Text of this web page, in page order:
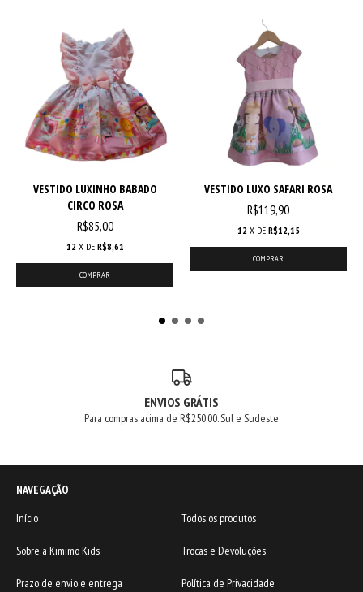
VESTIDO LUXINHO BABADO
CIRCO ROSA
R$85,00
12 X DE R$8,61
COMPRAR
VESTIDO LUXO SAFARI ROSA
R$119,90
12 X DE R$12,15
COMPRAR
ENVIOS GRÁTIS
Para compras acima de R$250,00. Sul e Sudeste
NAVEGAÇÃO
Início
Todos os produtos
Sobre a Kimimo Kids Trocas e Devoluções
Prazo de envio e entrega Política de Privacidade